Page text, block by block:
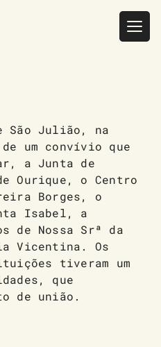
São Julião, na
um convívio que
a Junta de
Ourique, o Centro
Borges, o
Isabel, a
de Nossa Srª da
Vicentina. Os
tiveram um
que
de união.